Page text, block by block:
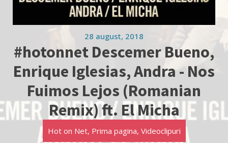
28 august, 2018
#hotonnet Descemer Bueno,
Enrique Iglesias, Andra - Nos
Fuimos Lejos (Romanian
Remix) ft. El Micha
Hot on Net, Prima pagina, Videoclipuri